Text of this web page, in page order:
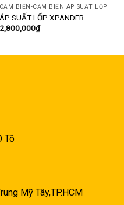
CẢM BIẾN-CẢM BIẾN ÁP SUẤT LỐP
ÁP SUẤT LỐP XPANDER
2,800,000₫
Tô
Mỹ Tây,TP.HCM